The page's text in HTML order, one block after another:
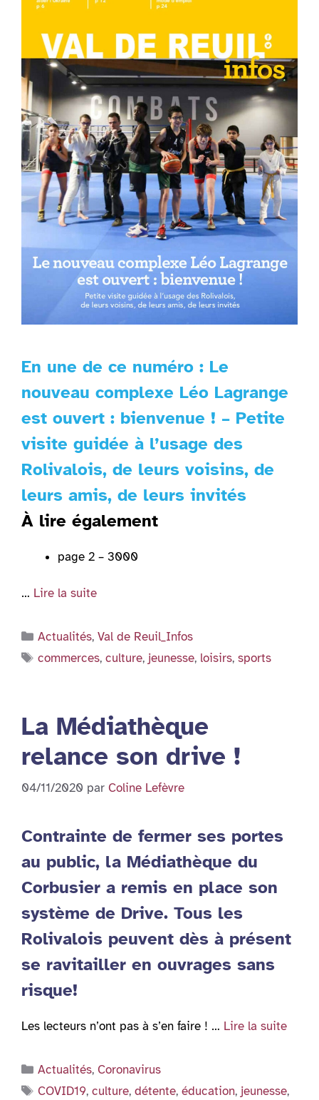
En une de ce numéro : Le
nouveau complexe Léo Lagrange
est ouvert : bienvenue ! – Petite
visite guidée à l’usage des
Rolivalois, de leurs voisins, de
leurs amis, de leurs invités
À lire également
page 2 – 3000
… Lire la suite
Catégories
Actualités,Val de Reuil_Infos
Étiquettes
commerces,culture, jeunesse, loisirs,sports
La Médiathèque
relance son drive !
04/11/2020 par Coline Lefèvre
Contrainte de fermer ses portes
au public, la Médiathèque du
Corbusier a remis en place son
système de Drive. Tous les
Rolivalois peuvent dès à présent
se ravitailler en ouvrages sans
risque!
Les lecteurs n’ont pas à s’en faire ! … Lire la suite
Catégories
Actualités, Coronavirus
Étiquettes
COVID19,culture,détente,éducation, jeunesse,